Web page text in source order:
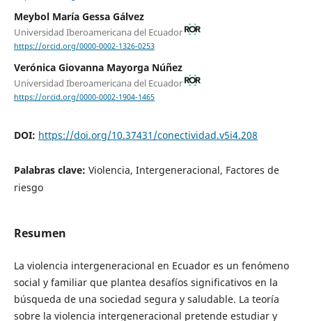
Meybol María Gessa Gálvez
Universidad Iberoamericana del Ecuador
https://orcid.org/0000-0002-1326-0253
Verónica Giovanna Mayorga Núñez
Universidad Iberoamericana del Ecuador
https://orcid.org/0000-0002-1904-1465
DOI: https://doi.org/10.37431/conectividad.v5i4.208
Palabras clave: Violencia, Intergeneracional, Factores de
riesgo
Resumen
La violencia intergeneracional en Ecuador es un fenómeno
social y familiar que plantea desafíos significativos en la
búsqueda de una sociedad segura y saludable. La teoría
sobre la violencia intergeneracional pretende estudiar y